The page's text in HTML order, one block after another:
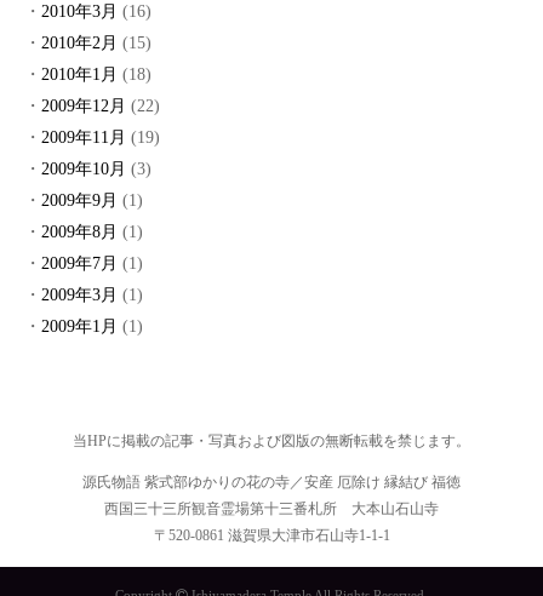
2010年3月 (16)
2010年2月 (15)
2010年1月 (18)
2009年12月 (22)
2009年11月 (19)
2009年10月 (3)
2009年9月 (1)
2009年8月 (1)
2009年7月 (1)
2009年3月 (1)
2009年1月 (1)
当HPに掲載の記事・写真および図版の無断転載を禁じます。
源氏物語 紫式部ゆかりの花の寺／安産 厄除け 縁結び 福徳
西国三十三所観音霊場第十三番札所 大本山石山寺
〒520-0861 滋賀県大津市石山寺1-1-1